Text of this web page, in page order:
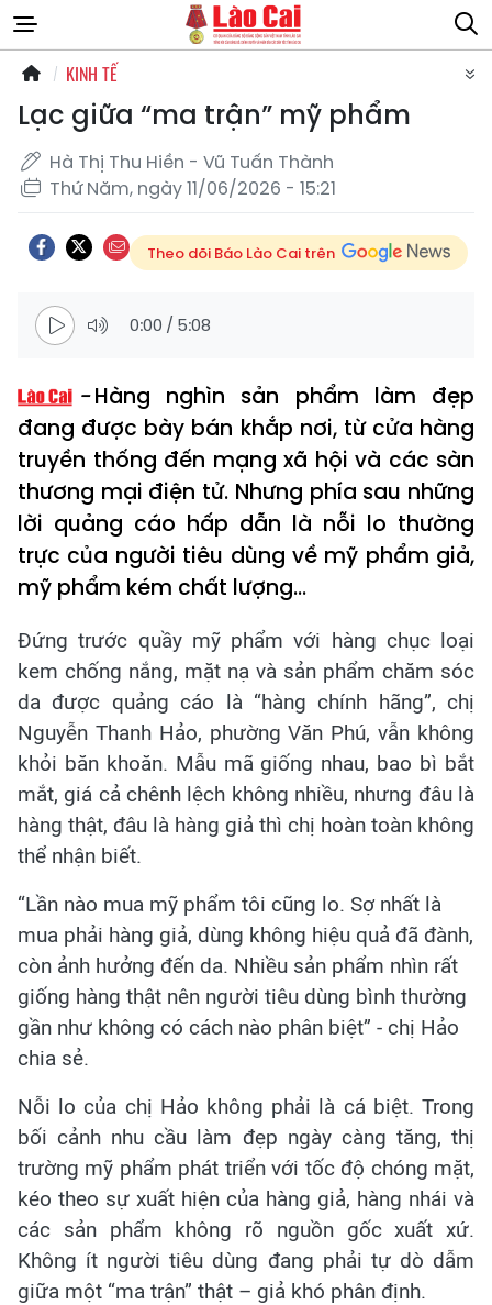
KINH TẾ
Lạc giữa “ma trận” mỹ phẩm
Hà Thị Thu Hiền - Vũ Tuấn Thành
Thứ Năm, ngày 11/06/2026 - 15:21
Theo dõi Báo Lào Cai trên
0:00 / 5:08
Hàng nghìn sản phẩm làm đẹp
đang được bày bán khắp nơi, từ cửa hàng
truyền thống đến mạng xã hội và các sàn
thương mại điện tử. Nhưng phía sau những
lời quảng cáo hấp dẫn là nỗi lo thường
trực của người tiêu dùng về mỹ phẩm giả,
mỹ phẩm kém chất lượng...
Đứng trước quầy mỹ phẩm với hàng chục loại
kem chống nắng, mặt nạ và sản phẩm chăm sóc
da được quảng cáo là “hàng chính hãng”, chị
Nguyễn Thanh Hảo, phường Văn Phú, vẫn không
khỏi băn khoăn. Mẫu mã giống nhau, bao bì bắt
mắt, giá cả chênh lệch không nhiều, nhưng đâu là
hàng thật, đâu là hàng giả thì chị hoàn toàn không
thể nhận biết.
“Lần nào mua mỹ phẩm tôi cũng lo. Sợ nhất là
mua phải hàng giả, dùng không hiệu quả đã đành,
còn ảnh hưởng đến da. Nhiều sản phẩm nhìn rất
giống hàng thật nên người tiêu dùng bình thường
gần như không có cách nào phân biệt” - chị Hảo
chia sẻ.
Nỗi lo của chị Hảo không phải là cá biệt. Trong
bối cảnh nhu cầu làm đẹp ngày càng tăng, thị
trường mỹ phẩm phát triển với tốc độ chóng mặt,
kéo theo sự xuất hiện của hàng giả, hàng nhái và
các sản phẩm không rõ nguồn gốc xuất xứ.
Không ít người tiêu dùng đang phải tự dò dẫm
giữa một “ma trận” thật – giả khó phân định.